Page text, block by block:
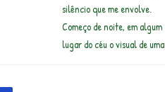
silêncio que me envolve.
Começo de noite, em algum
lugar do céu o visual de uma